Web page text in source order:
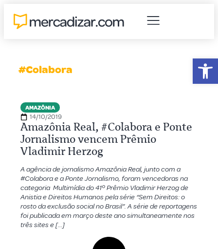
#Colabora
AMAZÔNIA
14/10/2019
Amazônia Real, #Colabora e Ponte
Jornalismo vencem Prêmio
Vladimir Herzog
A agência de jornalismo Amazônia Real, junto com a
#Colabora e a Ponte Jornalismo, foram vencedoras na
categoria Multimídia do 41º Prêmio Vladimir Herzog de
Anistia e Direitos Humanos pela série “Sem Direitos: o
rosto da exclusão social no Brasil”. A série de reportagens
foi publicada em março deste ano simultaneamente nos
três sites e […]